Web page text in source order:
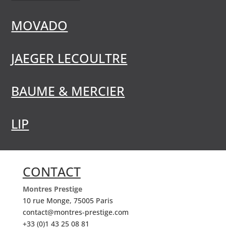
MOVADO
JAEGER LECOULTRE
BAUME & MERCIER
LIP
CONTACT
Montres Prestige
10 rue Monge, 75005 Paris
contact@montres-prestige.com
+33 (0)1 43 25 08 81